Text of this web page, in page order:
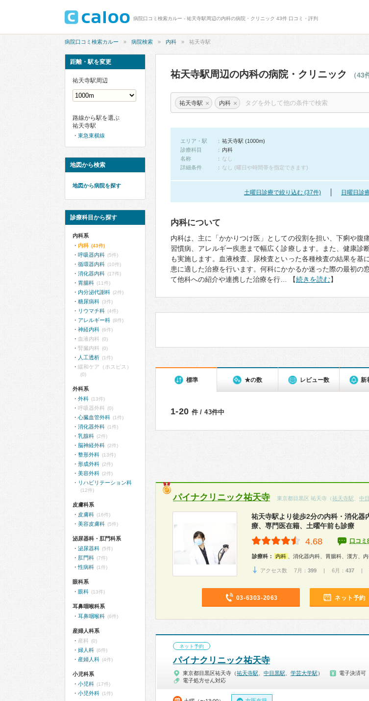
病院口コミ検索カルー - 祐天寺駅周辺の内科の病院・クリニック 43件 口コミ・評判
病院口コミ検索カルー 病院検索 内科 祐天寺駅
祐天寺駅周辺の内科の病院・クリニック （43
祐天寺駅 × 内科 ×
エリア・駅
祐天寺駅 (1000m)
診療科目
内科
名称
なし
詳細条件
なし (曜日や時間帯を指定できます)
土曜日診療で絞り込む (37件) 日曜日診
内科について
内科は、主に「かかりつけ医」としての役割を担い、下痢や腹
習慣病、アレルギー疾患まで幅広く診療します。また、健康診
も実施します。血液検査、尿検査といった各種検査の結果を基
患に適した治療を行います。何科にかかるか迷った際の最初の
て他科への紹介や連携した治療を行… 【続きを読む】
標準 ★の数 レビュー数 新
1-20 件 / 43件中
パイナクリニック祐天寺 東京都目黒区 祐天寺（祐天寺駅 中
祐天寺駅より徒歩2分の内科・消化器
療、専門医在籍、土曜午前も診療
4.68 口コミ
診療科： 内科 、消化器内科、胃腸科、漢方、
アクセス数 7月： 399 | 6月： 437 |
03-6303-2063 ネット予約
ネット予約
パイナクリニック祐天寺
東京都目黒区祐天寺（祐天寺駅 中目黒駅 学芸大学駅 ） 電子決済可
電子処方せん対応
距離・駅を変更
祐天寺駅周辺
路線から駅を選ぶ
祐天寺駅
東急東横線
地図から検索
地図から病院を探す
診療科目から探す
内科系
内科 (43件)
呼吸器内科 (5件)
循環器内科 (10件)
消化器内科 (17件)
胃腸科 (11件)
内分泌代謝科 (2件)
糖尿病科 (3件)
リウマチ科 (4件)
アレルギー科 (8件)
神経内科 (6件)
血液内科 (0)
腎臓内科 (0)
人工透析 (1件)
緩和ケア（ホスピス）
(0)
外科系
外科 (13件)
呼吸器外科 (0)
心臓血管外科 (1件)
消化器外科 (1件)
乳腺科 (2件)
脳神経外科 (2件)
整形外科 (13件)
形成外科 (2件)
美容外科 (2件)
リハビリテーション科
(12件)
皮膚科系
皮膚科 (16件)
美容皮膚科 (5件)
泌尿器科・肛門科系
泌尿器科 (5件)
肛門科 (7件)
性病科 (1件)
眼科系
眼科 (13件)
耳鼻咽喉科系
耳鼻咽喉科 (6件)
産婦人科系
産科 (0)
婦人科 (6件)
産婦人科 (4件)
小児科系
小児科 (17件)
小児外科 (1件)